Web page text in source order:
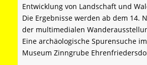
Entwicklung von Landschaft und
Die Ergebnisse werden ab dem 14.
der multimedialen
Eine archäologische Spurensuche
Museum Zinngrube